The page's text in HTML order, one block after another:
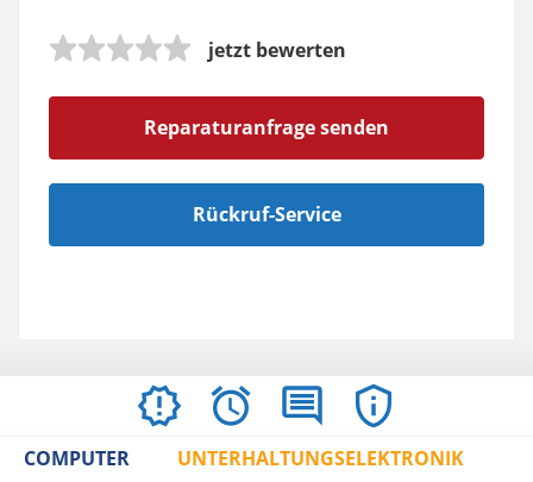
jetzt bewerten
Reparaturanfrage senden
Rückruf-Service
AKTUELLESÖFFNUNGSZEITEN
BEWERTUNGEN
IMPRESSUM
/
AGBS
COMPUTER
UNTERHALTUNGSELEKTRONIK